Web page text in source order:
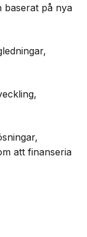
baserat på nya
att finanseria